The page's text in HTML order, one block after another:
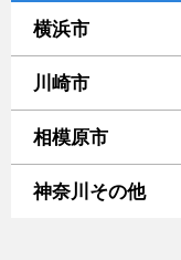
横浜市
川崎市
相模原市
神奈川その他